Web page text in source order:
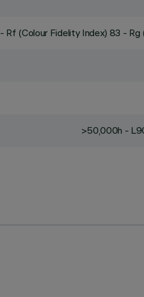
- Rf (Colour Fidelity Index) 83 -
>50,000h -